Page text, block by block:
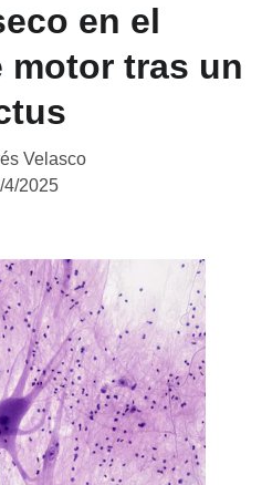
en el
motor tras un
Velasco
4/2025